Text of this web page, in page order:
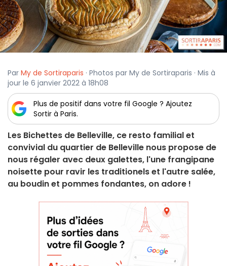
Par My de Sortiraparis · Photos par My de Sortiraparis · Mis à
jour le 6 janvier 2022 à 18h08
Plus de positif dans votre fil Google ? Ajoutez
Sortir à Paris.
Les Bichettes de Belleville, ce resto familial et
convivial du quartier de Belleville nous propose de
nous régaler avec deux galettes, l'une frangipane
noisette pour ravir les traditionels et l'autre salée,
au boudin et pommes fondantes, on adore !